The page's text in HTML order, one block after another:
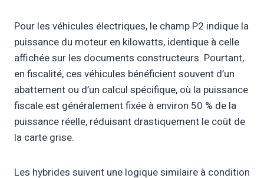
Pour les véhicules électriques, le champ P2 indique la
puissance du moteur en kilowatts, identique à celle
affichée sur les documents constructeurs. Pourtant,
en fiscalité, ces véhicules bénéficient souvent d’un
abattement ou d’un calcul spécifique, où la puissance
fiscale est généralement fixée à environ 50 % de la
puissance réelle, réduisant drastiquement le coût de
la carte grise.
Les hybrides suivent une logique similaire à condition